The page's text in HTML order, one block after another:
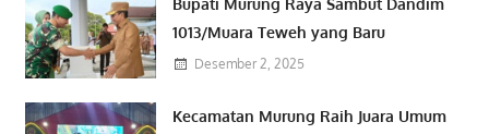
Bupati Murung Raya Sambut Dandim
1013/Muara Teweh yang Baru
Desember 2, 2025
Kecamatan Murung Raih Juara Umum